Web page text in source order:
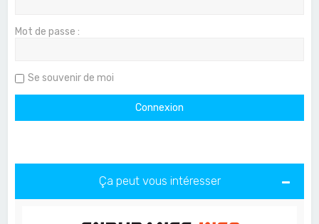
Mot de passe :
Se souvenir de moi
Ça peut vous intéresser